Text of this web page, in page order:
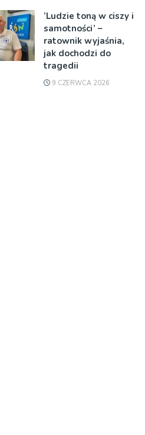
’Ludzie toną w ciszy i
samotności’ –
ratownik wyjaśnia,
jak dochodzi do
tragedii
9 CZERWCA 2026